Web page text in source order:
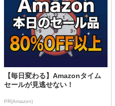
【毎日変わる】Amazonタイム
セールが見逃せない！
PR(Amazon)